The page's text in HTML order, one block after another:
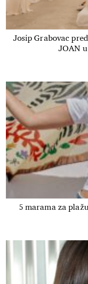
Josip Grabovac
JOAN
5 marama za